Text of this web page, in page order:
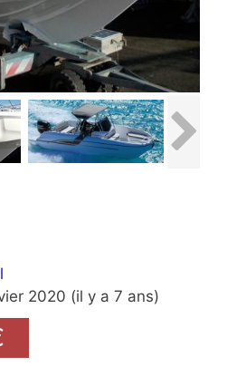
2020 (il y a 7 ans)